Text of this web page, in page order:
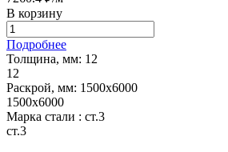
В корзину
Подробнее
Толщина, мм: 12
12
Раскрой, мм: 1500х6000
1500х6000
Марка стали : ст.3
ст.3